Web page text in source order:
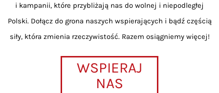
i kampanii, które przybliżają nas do wolnej i niepodległej
Polski. Dołącz do grona naszych wspierających i bądź częścią
siły, która zmienia rzeczywistość. Razem osiągniemy więcej!
WSPIERAJ
NAS